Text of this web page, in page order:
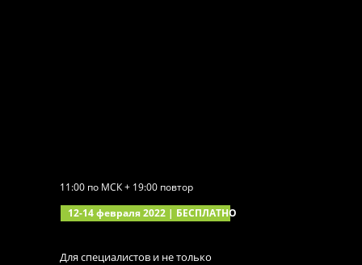
12-14 февраля 2022 | БЕСПЛАТНО
Для специалистов и не только
11:00 по МСК + 19:00 повтор